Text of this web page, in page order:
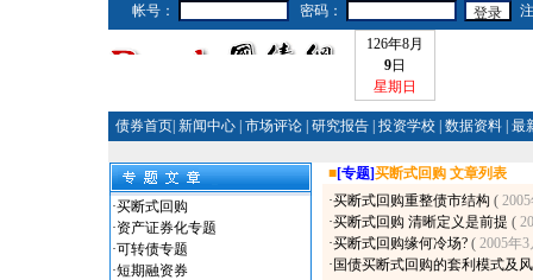
帐号： 密码：
126年8月
9日
星期日
债券首页| 新闻中心 市场评论 研究报告 投资学校 数据资料 最
·买断式回购
·资产证券化专题
·可转债专题
·短期融资券
■[专题]买断式回购 文章列表
·买断式回购重整债市结构 (
·买断式回购 清晰定义是前提 (
·买断式回购缘何冷场? ( 2005年
· 国债买断式回购的套利模式及